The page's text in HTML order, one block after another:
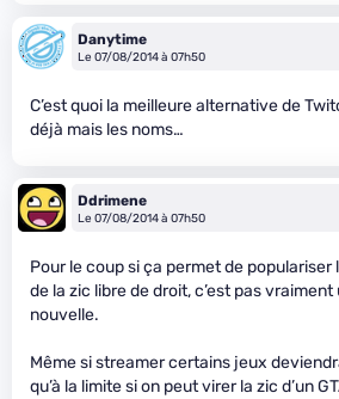
Danytime
Le 07/08/2014 à 07h50
C’est quoi la meilleure alternative de
déjà mais les noms…
Ddrimene
Le 07/08/2014 à 07h50
Pour le coup si ça permet de
de la zic libre de droit, c’est pas
nouvelle.
Même si streamer certains jeux
qu’à la limite si on peut virer la zic d’un